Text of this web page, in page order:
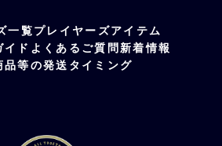
一覧プレイヤーズアイテム
イド よくあるご質問新着情報
品等の発送タイミング